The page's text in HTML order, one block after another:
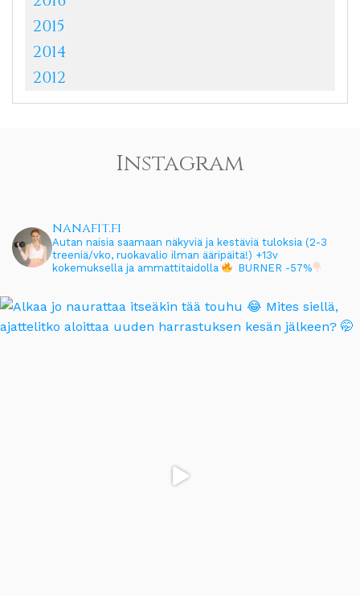
2015
2014
2012
Instagram
nanafit.fi
Autan naisia saamaan näkyviä ja kestäviä tuloksia (2-3
treeniä/vko, ruokavalio ilman ääripäitä!) +13v
kokemuksella ja ammattitaidolla
BURNER -57%